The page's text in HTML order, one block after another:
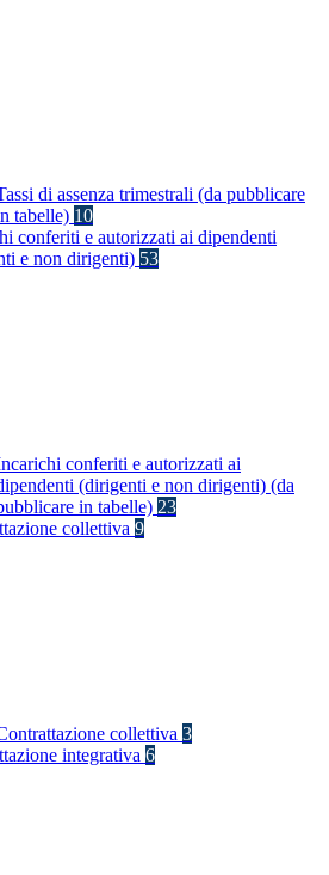
di assenza trimestrali (da pubblicare
tabelle) 10
conferiti e autorizzati ai dipendenti
e non dirigenti) 53
conferiti e autorizzati ai
(dirigenti e non dirigenti) (da
in tabelle) 23
collettiva 9
collettiva 3
integrativa 6